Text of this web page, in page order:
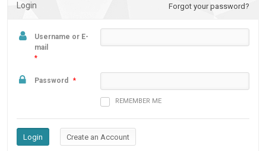
Login Forgot your password?
Username or E-
mail
*
Password *
REMEMBER ME